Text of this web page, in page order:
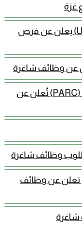
غزة
برنامج الأمم المتحدة الإنمائي (UNDP) يعلن عن فرص
جمعية الإغاثة الزراعية الفلسطينية (PARC) تُعلن عن
تعلن عن وظائف